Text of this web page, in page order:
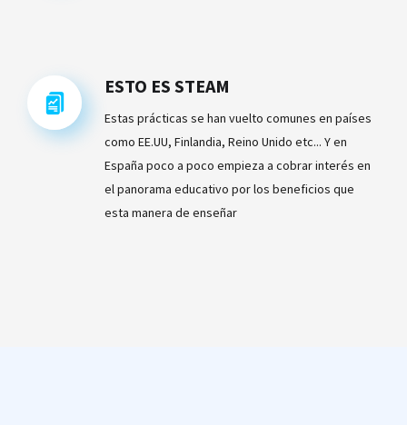
ESTO ES STEAM
Estas prácticas se han vuelto comunes en países
como EE.UU, Finlandia, Reino Unido etc... Y en
España poco a poco empieza a cobrar interés en
el panorama educativo por los beneficios que
esta manera de enseñar